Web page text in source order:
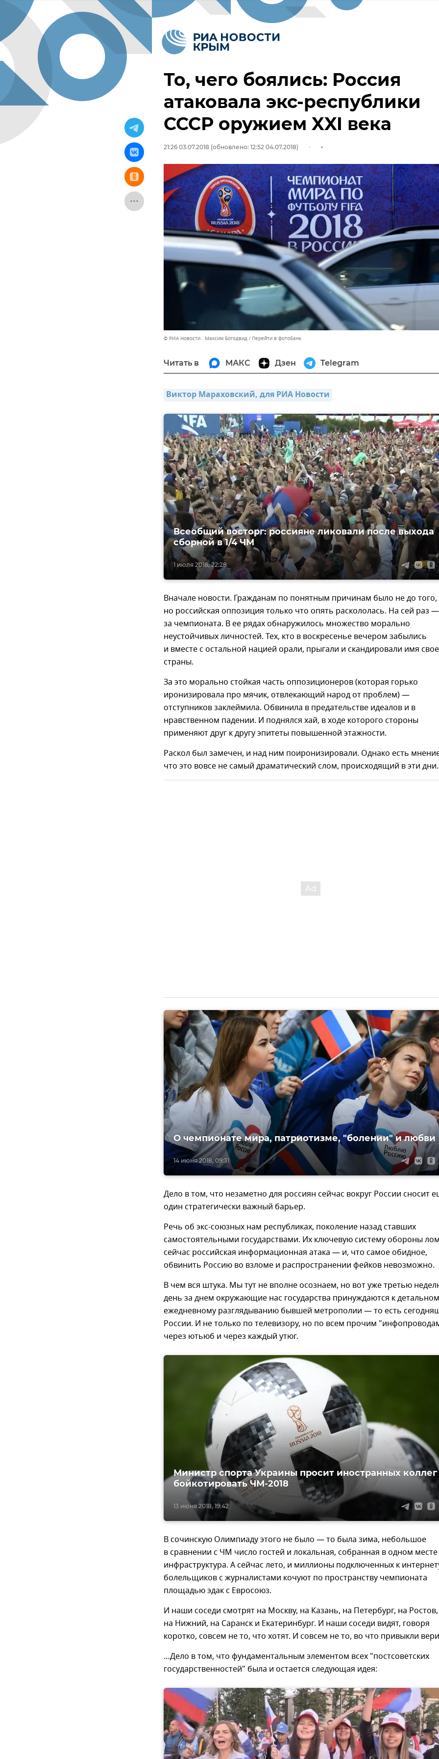
То, чего боялись: Россия
атаковала экс-республики
СССР оружием XXI века
21:26 03.07.2018 (обновлено: 12:52 04.07.2018)
© РИА Новости . Максим Богодвид Перейти в фотобанк
Читать в МАКС Дзен Telegram
Виктор Мараховский, для РИА Новости
1 июля 2018, 22:28
Всеобщий восторг: россияне ликовали после выхода
сборной в 1/4 ЧМ
Вначале новости. Гражданам по понятным причинам было не до того,
но российская оппозиция только что опять раскололась. На сей раз
за чемпионата. В ее рядах обнаружилось множество морально
неустойчивых личностей. Тех, кто в воскресенье вечером забылись
и вместе с остальной нацией орали, прыгали и скандировали имя
страны.
За это морально стойкая часть оппозиционеров (которая горько
иронизировала про мячик, отвлекающий народ от проблем) —
отступников заклеймила. Обвинила в предательстве идеалов и в
нравственном падении. И поднялся хай, в ходе которого стороны
применяют друг к другу эпитеты повышенной этажности.
Раскол был замечен, и над ним поиронизировали. Однако есть
что это вовсе не самый драматический слом, происходящий в эти дни.
14 июня 2018, 09:31
О чемпионате мира, патриотизме, "болении" и любви
Дело в том, что незаметно для россиян сейчас вокруг России сносит
один стратегически важный барьер.
Речь об экс-союзных нам республиках, поколение назад ставших
самостоятельными государствами. Их ключевую систему обороны
сейчас российская информационная атака — и, что самое обидное,
обвинить Россию во взломе и распространении фейков невозможно.
В чем вся штука. Мы тут не вполне осознаем, но вот уже третью
день за днем окружающие нас государства принуждаются к
ежедневному разглядыванию бывшей метрополии — то есть
России. И не только по телевизору, но по всем прочим
через ютьюб и через каждый утюг.
13 июня 2018, 19:42
Министр спорта Украины просит иностранных коллег
бойкотировать ЧМ-2018
В сочинскую Олимпиаду этого не было — то была зима, небольшое
в сравнении с ЧМ число гостей и локальная, собранная в одном месте
инфраструктура. А сейчас лето, и миллионы подключенных к
болельщиков с журналистами кочуют по пространству чемпионата
площадью эдак с Евросоюз.
И наши соседи смотрят на Москву, на Казань, на Петербург, на Ростов,
на Нижний, на Саранск и Екатеринбург. И наши соседи видят, говоря
коротко, совсем не то, что хотят. И совсем не то, во что привыкли
…Дело в том, что фундаментальным элементом всех "постсоветских
государственностей" была и остается следующая идея: